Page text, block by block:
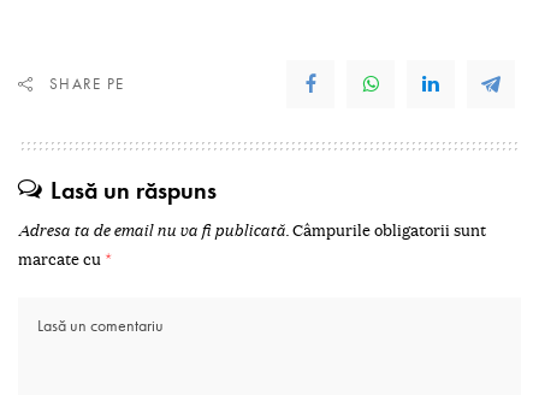
SHARE PE
Lasă un răspuns
Adresa ta de email nu va fi publicată.Câmpurile obligatorii sunt
marcate cu *